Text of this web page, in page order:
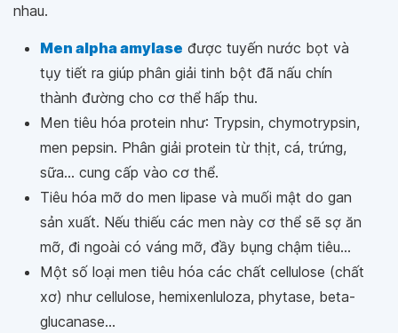
nhau.
Men alpha amylase được tuyến nước bọt và
tụy tiết ra giúp phân giải tinh bột đã nấu chín
thành đường cho cơ thể hấp thu.
Men tiêu hóa protein như: Trypsin, chymotrypsin,
men pepsin. Phân giải protein từ thịt, cá, trứng,
sữa... cung cấp vào cơ thể.
Tiêu hóa mỡ do men lipase và muối mật do gan
sản xuất. Nếu thiếu các men này cơ thể sẽ sợ ăn
mỡ, đi ngoài có váng mỡ, đầy bụng chậm tiêu...
Một số loại men tiêu hóa các chất cellulose (chất
xơ) như cellulose, hemixenluloza, phytase, beta-
glucanase...